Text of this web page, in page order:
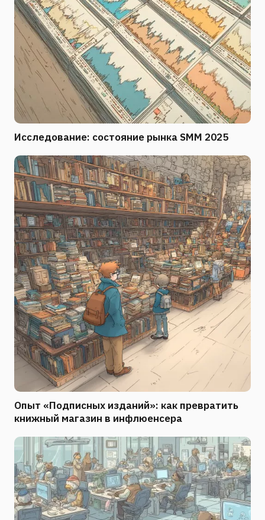
Исследование: состояние рынка SMM 2025
Опыт «Подписных изданий»: как превратить
книжный магазин в инфлюенсера